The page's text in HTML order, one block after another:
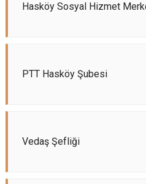
Hasköy Sosyal Hizmet
PTT Hasköy Şubesi
Vedaş Şefliği